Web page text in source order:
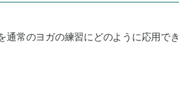
常のヨガの練習にどのように応用でき